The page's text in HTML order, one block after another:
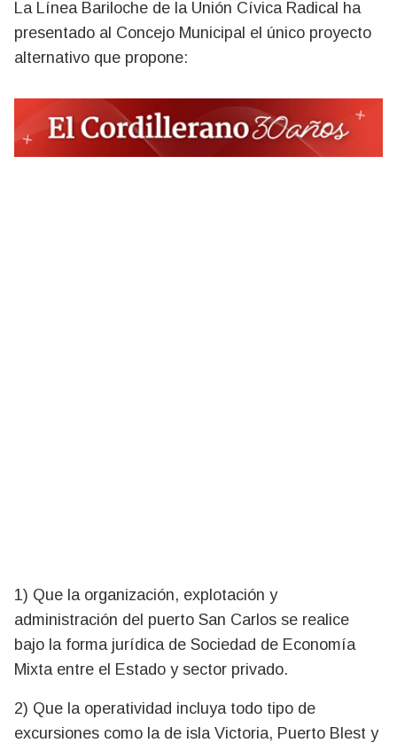
La Línea Bariloche de la Unión Cívica Radical ha
presentado al Concejo Municipal el único proyecto
alternativo que propone:
1) Que la organización, explotación y
administración del puerto San Carlos se realice
bajo la forma jurídica de Sociedad de Economía
Mixta entre el Estado y sector privado.
2) Que la operatividad incluya todo tipo de
excursiones como la de isla Victoria, Puerto Blest y